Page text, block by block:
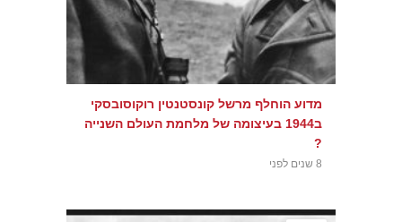
מדוע הוחלף מרשל קונסטנטין רוקוסובסקי
ב1944 בעיצומה של מלחמת העולם השנייה
?
8 שנים לפני